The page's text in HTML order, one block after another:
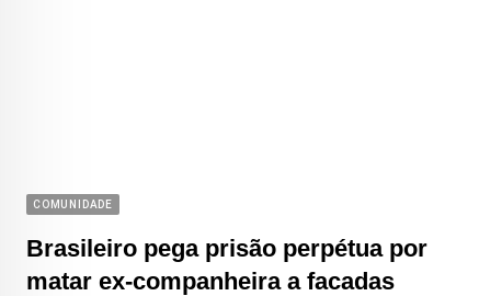
COMUNIDADE
Brasileiro pega prisão perpétua por
matar ex-companheira a facadas